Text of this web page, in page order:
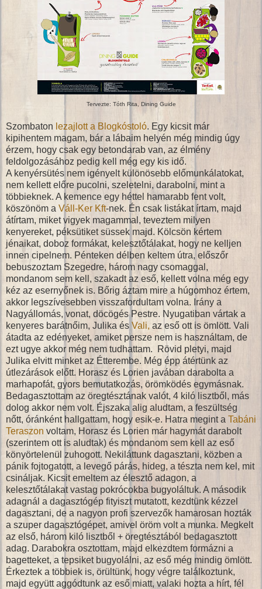
Tervezte: Tóth Rita, Dining Guide
Szombaton lezajlott a Blogkóstoló. Egy kicsit már
kipihentem magam, bár a lábaim helyén még mindig úgy
érzem, hogy csak egy betondarab van, az élmény
feldolgozásához pedig kell még egy kis idő.
A kenyérsütés nem igényelt különösebb előmunkálatokat,
nem kellett előre pucolni, szeletelni, darabolni, mint a
többieknek. A kemence egy héttel hamarabb fent volt,
köszönöm a Váll-Ker Kft-nek. Én csak listákat írtam, majd
átírtam, miket vigyek magammal, teveztem milyen
kenyereket, péksütiket süssek majd. Kölcsön kértem
jénaikat, doboz formákat, kelesztőtálakat, hogy ne kelljen
innen cipelnem. Pénteken délben keltem útra, előszőr
bebuszoztam Szegedre, három nagy csomaggal,
mondanom sem kell, szakadt az eső, kellett volna még egy
kéz az esernyőnek is. Bőrig áztam mire a húgomhoz értem,
akkor legszívesebben visszafordultam volna. Irány a
Nagyállomás, vonat, döcögés Pestre. Nyugatiban vártak a
kenyeres barátnőim, Julika és Vali, az eső ott is ömlött. Vali
átadta az edényeket, amiket persze nem is használtam, de
ezt ugye akkor még nem tudhattam. Rövid pletyi, majd
Julika elvitt minket az Étterembe. Még épp átértünk az
útlezárások előtt. Horasz és Lorien javában darabolta a
marhapofát, gyors bemutatkozás, örömködés egymásnak.
Bedagasztottam az öregtésztának valót, 4 kiló lisztből, más
dolog akkor nem volt. Éjszaka alig aludtam, a feszültség
nőtt, óránként hallgattam, hogy esik-e. Hatra megint a Tabáni
Teraszon voltam, Horasz és Lorien már hagymát darabolt
(szerintem ott is aludtak) és mondanom sem kell az eső
könyörtelenül zuhogott. Nekiláttunk dagasztani, közben a
pánik fojtogatott, a levegő párás, hideg, a tészta nem kel, mit
csináljak. Kicsit emeltem az élesztő adagon, a
kelesztőtálakat vastag pokrócokba bugyoláltuk. A második
adagnál a dagasztógép fityiszt mutatott, kezdtünk kézzel
dagasztani, de a nagyon profi szervezők hamarosan hozták
a szuper dagasztógépet, amivel öröm volt a munka. Megkelt
az első, három kiló lisztből + öregtésztából bedagasztott
adag. Darabokra osztottam, majd elkezdtem formázni a
bagetteket, a tepsiket bugyolálni, az eső még mindig ömlött.
Érkeztek a többiek is, örültünk, hogy végre találkoztunk,
majd együtt aggódtunk az eső miatt, valaki hozta a hírt, fél